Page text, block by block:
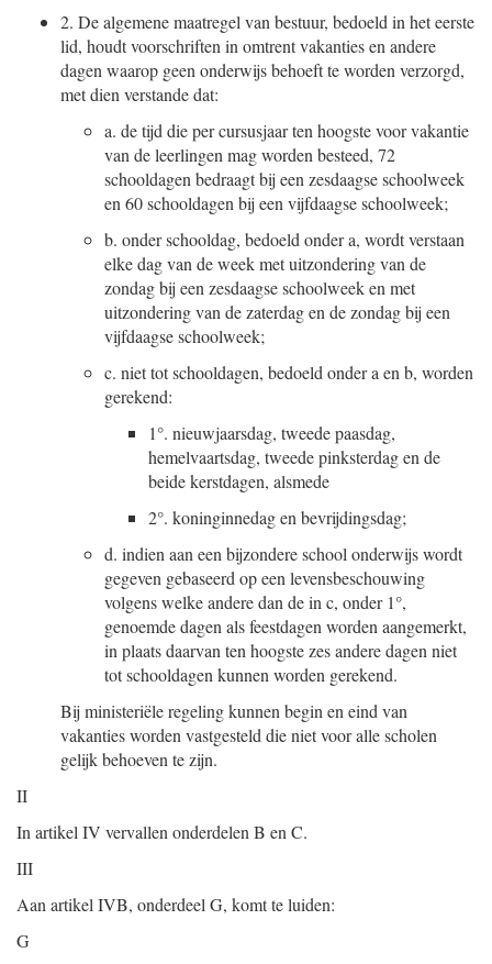
2. De algemene maatregel van bestuur, bedoeld in het eerste
lid, houdt voorschriften in omtrent vakanties en andere
dagen waarop geen onderwijs behoeft te worden verzorgd,
met dien verstande dat:
a. de tijd die per cursusjaar ten hoogste voor vakantie
van de leerlingen mag worden besteed, 72
schooldagen bedraagt bij een zesdaagse schoolweek
en 60 schooldagen bij een vijfdaagse schoolweek;
b. onder schooldag, bedoeld onder a, wordt verstaan
elke dag van de week met uitzondering van de
zondag bij een zesdaagse schoolweek en met
uitzondering van de zaterdag en de zondag bij een
vijfdaagse schoolweek;
c. niet tot schooldagen, bedoeld onder a en b, worden
gerekend:
1°. nieuwjaarsdag, tweede paasdag,
hemelvaartsdag, tweede pinksterdag en de
beide kerstdagen, alsmede
2°. koninginnedag en bevrijdingsdag;
d. indien aan een bijzondere school onderwijs wordt
gegeven gebaseerd op een levensbeschouwing
volgens welke andere dan de in c, onder 1°,
genoemde dagen als feestdagen worden aangemerkt,
in plaats daarvan ten hoogste zes andere dagen niet
tot schooldagen kunnen worden gerekend.
Bij ministeriële regeling kunnen begin en eind van
vakanties worden vastgesteld die niet voor alle scholen
gelijk behoeven te zijn.
II
In artikel IV vervallen onderdelen B en C.
III
Aan artikel IVB, onderdeel G, komt te luiden:
G